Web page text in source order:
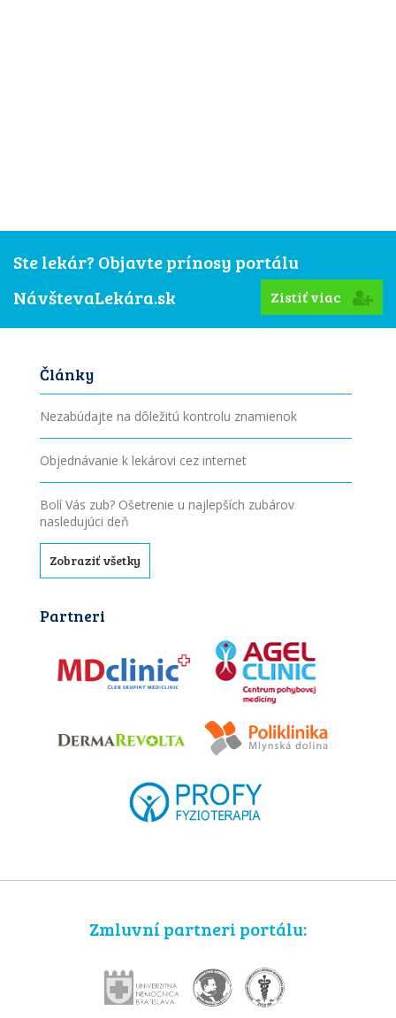
Ste lekár? Objavte prínosy portálu
NávštevaLekára.sk
Zistiť viac
Články
Nezabúdajte na dôležitú kontrolu znamienok
Objednávanie k lekárovi cez internet
Bolí Vás zub? Ošetrenie u najlepších zubárov
nasledujúci deň
Zobraziť všetky
Partneri
Zmluvní partneri portálu: